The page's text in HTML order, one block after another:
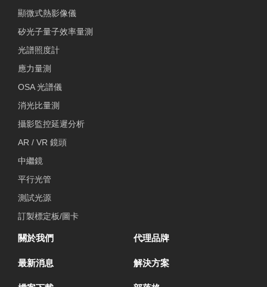
顯微式熱影像儀
矽光子量子效率量測
光譜照度計
應力量測
OSA 光譜儀
消光比量測
攝影監控延遲分析
AR / VR 鏡頭
中繼鏡
平行光管
測試光源
訂製標定板/圖卡
關於我們 代理品牌
最新消息 解決方案